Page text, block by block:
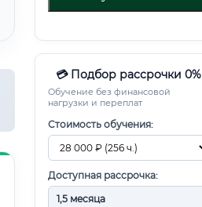
💳 Подбор рассрочки 0%
Обучение без финансовой
нагрузки и переплат
Стоимость обучения:
Доступная рассрочка: